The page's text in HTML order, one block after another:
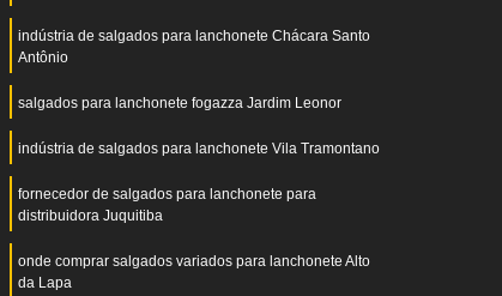
indústria de salgados para lanchonete Chácara Santo
Antônio
salgados para lanchonete fogazza Jardim Leonor
indústria de salgados para lanchonete Vila Tramontano
fornecedor de salgados para lanchonete para
distribuidora Juquitiba
onde comprar salgados variados para lanchonete Alto
da Lapa